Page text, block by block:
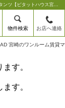
MARINE ROAD宮崎のワンルーム賃貸マンション | シーエス不動産コンサルタンツ【ピタットハウス宮崎店】
物件検索 お店へ連絡
宮崎のワンルーム賃貸
す。
す。